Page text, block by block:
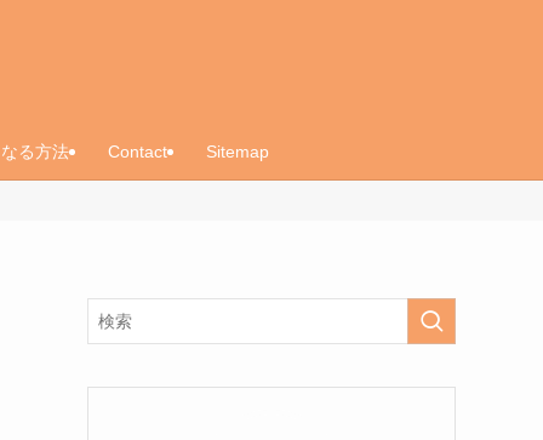
る方法 Contact Sitemap